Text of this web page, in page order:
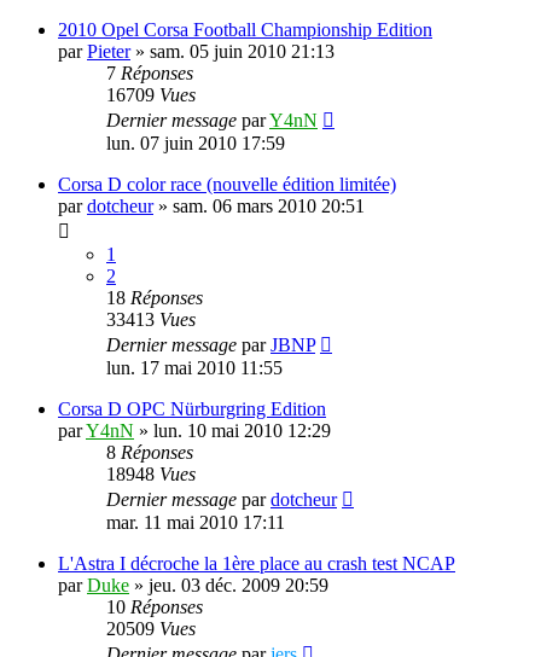
2010 Opel Corsa Football Championship Edition
parPieter» sam. 05 juin 2010 21:13
7 Réponses
16709 Vues
Dernier message parY4nN
lun. 07 juin 2010 17:59
Corsa D color race (nouvelle édition limitée)
pardotcheur» sam. 06 mars 2010 20:51
1
2
18 Réponses
33413 Vues
Dernier message parJBNP
lun. 17 mai 2010 11:55
Corsa D OPC Nürburgring Edition
parY4nN » lun. 10 mai 2010 12:29
8 Réponses
18948 Vues
Dernier message pardotcheur
mar. 11 mai 2010 17:11
L'Astra I décroche la 1ère place au crash test NCAP
parDuke » jeu. 03 déc. 2009 20:59
10 Réponses
20509 Vues